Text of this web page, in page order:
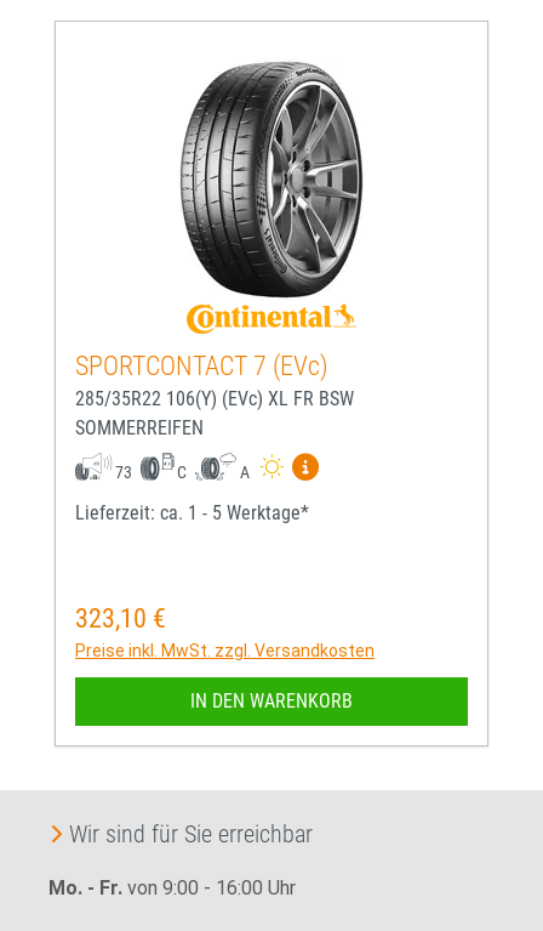
SPORTCONTACT 7 (EVc)
285/35R22 106(Y) (EVc) XL FR BSW
SOMMERREIFEN
73 C A
Mehr Informationen zum
Lieferzeit: ca. 1 - 5 Werktage*
Regulärer Preis:
323,10 €
Preise inkl. MwSt. zzgl. Versandkosten
IN DEN WARENKORB
Wir sind für Sie erreichbar
Mo. - Fr. von 9:00 - 16:00 Uhr